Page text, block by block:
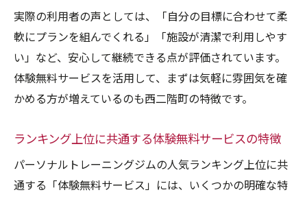
実際の利用者の声としては、「自分の目標に合わせて柔
軟にプランを組んでくれる」「施設が清潔で利用しやす
い」など、安心して継続できる点が評価されています。
体験無料サービスを活用して、まずは気軽に雰囲気を確
かめる方が増えているのも西二階町の特徴です。
ランキング上位に共通する体験無料サービスの特徴
パーソナルトレーニングジムの人気ランキング上位に共
通する「体験無料サービス」には、いくつかの明確な特